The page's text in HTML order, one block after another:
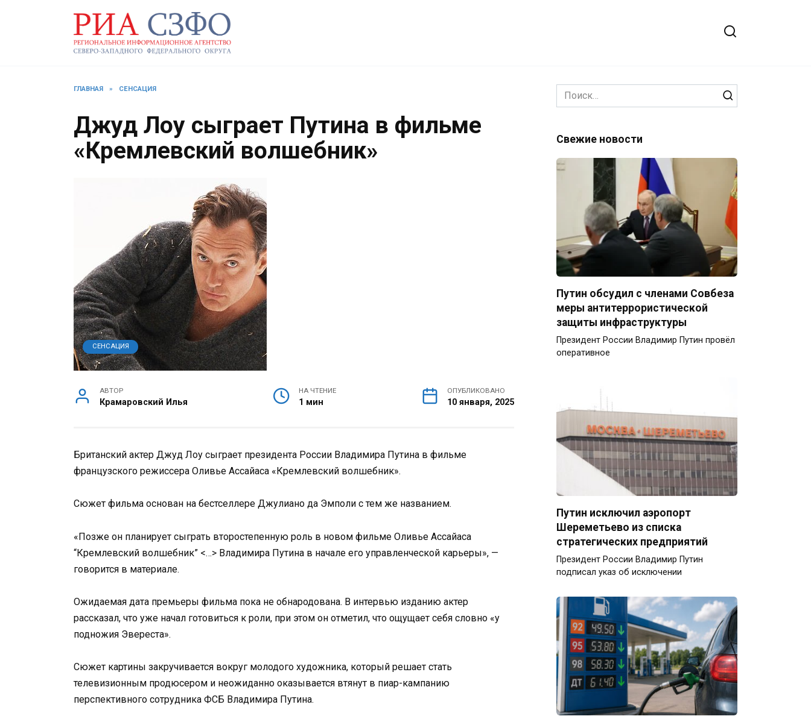
ГЛАВНАЯ » СЕНСАЦИЯ
Джуд Лоу сыграет Путина в фильме
«Кремлевский волшебник»
СЕНСАЦИЯ
АВТОР
Крамаровский Илья
НА ЧТЕНИЕ
1 мин
ОПУБЛИКОВАНО
10 января, 2025
Британский актер Джуд Лоу сыграет президента России Владимира Путина в фильме
французского режиссера Оливье Ассайаса «Кремлевский волшебник».
Сюжет фильма основан на бестселлере Джулиано да Эмполи с тем же названием.
«Позже он планирует сыграть второстепенную роль в новом фильме Оливье Ассайаса
“Кремлевский волшебник” <…> Владимира Путина в начале его управленческой карьеры», —
говорится в материале.
Ожидаемая дата премьеры фильма пока не обнародована. В интервью изданию актер
рассказал, что уже начал готовиться к роли, при этом он отметил, что ощущает себя словно «у
подножия Эвереста».
Сюжет картины закручивается вокруг молодого художника, который решает стать
телевизионным продюсером и неожиданно оказывается втянут в пиар-кампанию
перспективного сотрудника ФСБ Владимира Путина.
Search
for:
Свежие новости
Путин обсудил с членами Совбеза
меры антитеррористической
защиты инфраструктуры
Президент России Владимир Путин провёл
оперативное
Путин исключил аэропорт
Шереметьево из списка
стратегических предприятий
Президент России Владимир Путин
подписал указ об исключении